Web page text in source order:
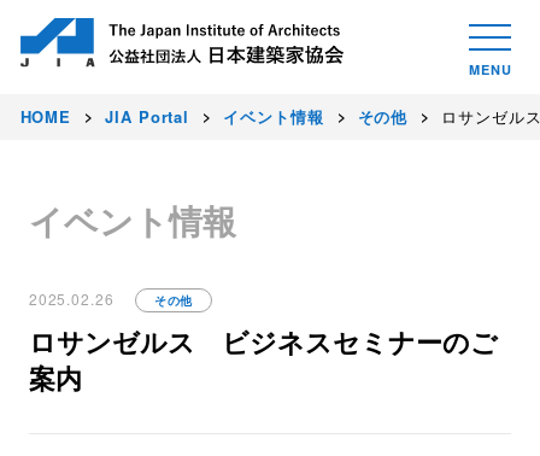
HOME JIA Portal イベント情報 その他 ロサンゼル
イベント情報
2025.02.26 その他
ロサンゼルス ビジネスセミナーのご
案内